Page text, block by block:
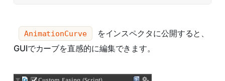
AnimationCurve
をインスペクタに公開すると、
GUIでカーブを直感的に編集できます。